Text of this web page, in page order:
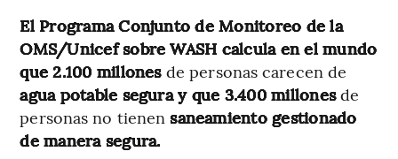
El Programa Conjunto de Monitoreo de la
OMS/Unicef sobre WASH calcula en el mundo
que 2.100 millones de personas carecen de
agua potable segura y que 3.400 millonesde
personas no tienensaneamiento gestionado
de manera segura.